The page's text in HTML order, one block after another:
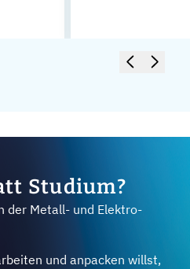
Studium?
der Metall- und Elektro-
und anpacken willst,